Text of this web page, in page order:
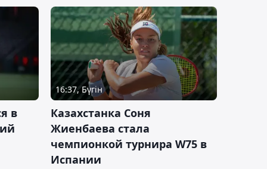
в
16:37, Бүгін
Казахстанка Соня
Жиенбаева стала
чемпионкой турнира W75 в
Испании